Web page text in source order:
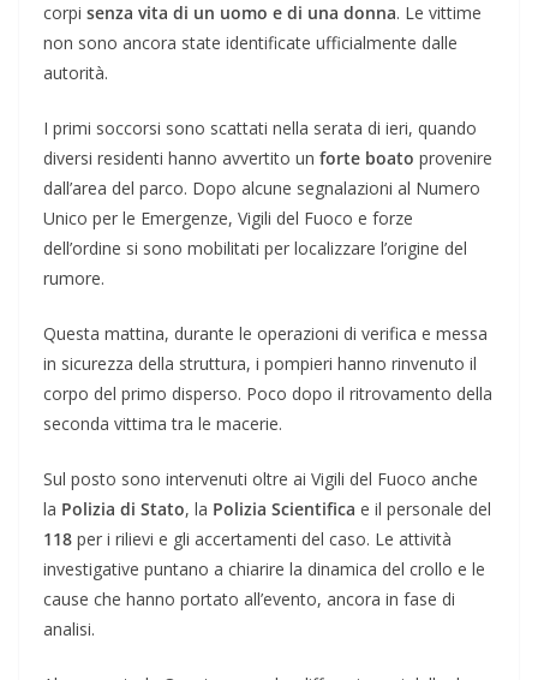
corpi senza vita di un uomo e di una donna. Le vittime
non sono ancora state identificate ufficialmente dalle
autorità.
I primi soccorsi sono scattati nella serata di ieri, quando
diversi residenti hanno avvertito un forte boato provenire
dall’area del parco. Dopo alcune segnalazioni al Numero
Unico per le Emergenze, Vigili del Fuoco e forze
dell’ordine si sono mobilitati per localizzare l’origine del
rumore.
Questa mattina, durante le operazioni di verifica e messa
in sicurezza della struttura, i pompieri hanno rinvenuto il
corpo del primo disperso. Poco dopo il ritrovamento della
seconda vittima tra le macerie.
Sul posto sono intervenuti oltre ai Vigili del Fuoco anche
la Polizia di Stato, la Polizia Scientifica e il personale del
118 per i rilievi e gli accertamenti del caso. Le attività
investigative puntano a chiarire la dinamica del crollo e le
cause che hanno portato all’evento, ancora in fase di
analisi.